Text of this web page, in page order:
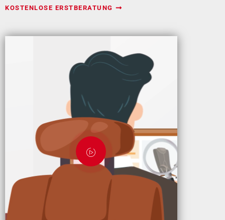
KOSTENLOSE ERSTBERATUNG